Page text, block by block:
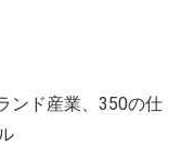
ンド産業、350の仕